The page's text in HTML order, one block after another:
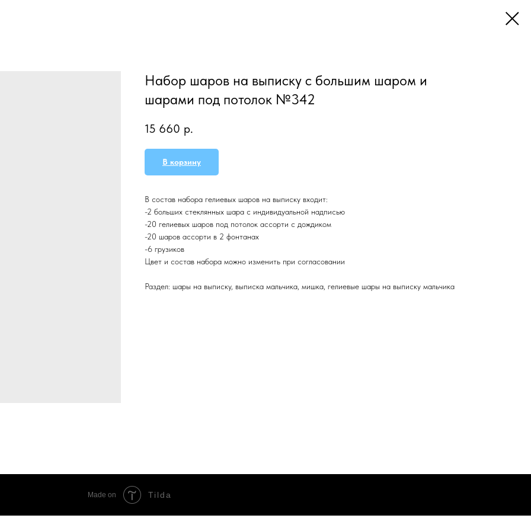
Набор шаров на выписку с большим шаром и
шарами под потолок №342
15 660 р.
В корзину
В состав набора гелиевых шаров на выписку входит:
-2 больших стеклянных шара с индивидуальной надписью
-20 гелиевых шаров под потолок ассорти с дождиком
-20 шаров ассорти в 2 фонтанах
-6 грузиков
Цвет и состав набора можно изменить при согласовании
Раздел: шары на выписку, выписка мальчика, мишка, гелиевые шары на выписку мальчика
Made on Tilda